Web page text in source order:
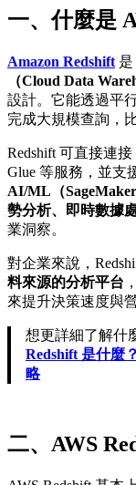
一、什麼是
Amazon Redshift
（Cloud Data
設計。它能透過平
完成大規模查詢，
Redshift 可直接連接
Glue 等服務，並支
AI/ML（SageMaker
勢分析、即時數據
業洞察。
對企業來說，
料來源的分析平台
來提升決策速度與
想更詳細了解什
Redshift 是什麼
略
二、AWS